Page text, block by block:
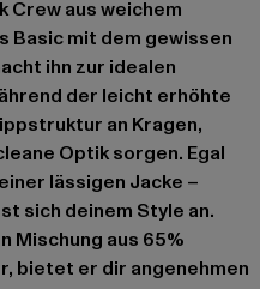
Crew aus weichem
Basic mit dem gewissen
ihn zur idealen
der leicht erhöhte
an Kragen,
Optik sorgen. Egal
lässigen Jacke –
sich deinem Style an.
Mischung aus 65%
bietet er dir angenehmen